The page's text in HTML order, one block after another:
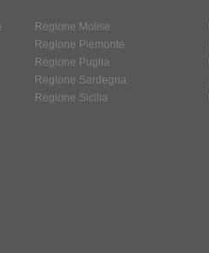
Regione Molise
Regione Piemonte
Regione Puglia
Regione Sardegna
Regione Sicilia